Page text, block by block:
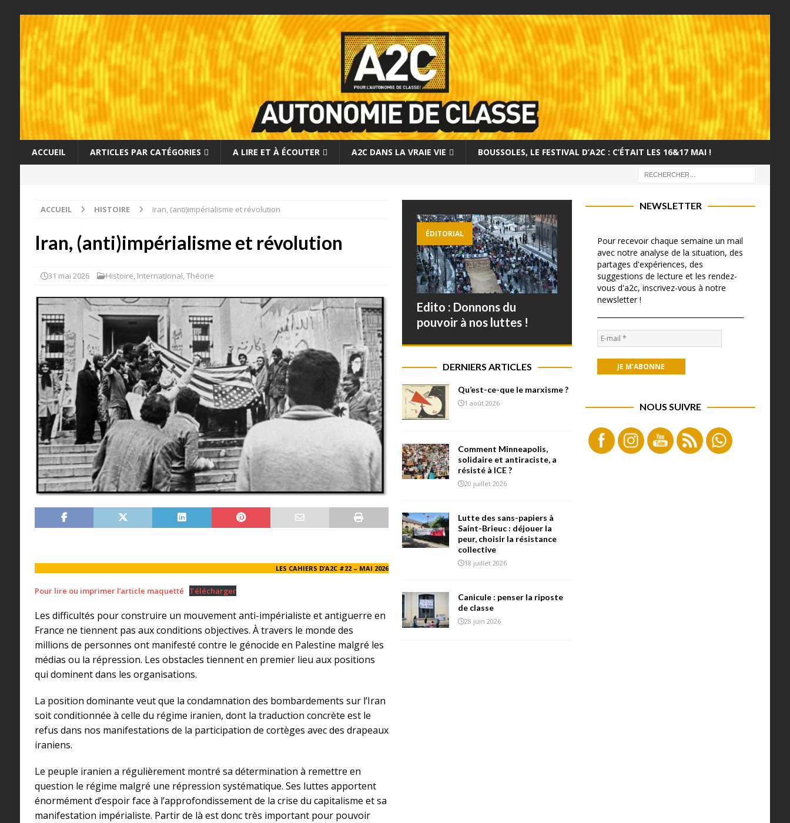
ACCUEIL ARTICLES PAR CATÉGORIES A LIRE ET À ÉCOUTER A2C DANS LA VRAIE VIE BOUSSOLES, LE FESTIVAL D’A2C : C’ÉTAIT LES 16&17 MAI !
ACCUEIL HISTOIRE Iran, (anti)impérialisme et révolution
Iran, (anti)impérialisme et révolution
31 mai 2026 Histoire, International,Théorie
LES CAHIERS D’A2C #22 – MAI 2026
Pour lire ou imprimer l’article maquetté Télécharger
Les difficultés pour construire un mouvement anti-impérialiste et antiguerre en
France ne tiennent pas aux conditions objectives. À travers le monde des
millions de personnes ont manifesté contre le génocide en Palestine malgré les
médias ou la répression. Les obstacles tiennent en premier lieu aux positions
qui dominent dans les organisations.
La position dominante veut que la condamnation des bombardements sur l’Iran
soit conditionnée à celle du régime iranien, dont la traduction concrète est le
refus dans nos manifestations de la participation de cortèges avec des drapeaux
iraniens.
Le peuple iranien a régulièrement montré sa détermination à remettre en
question le régime malgré une répression systématique. Ses luttes apportent
énormément d’espoir face à l’approfondissement de la crise du capitalisme et sa
manifestation impérialiste. Partir de là est donc très important pour pouvoir
ÉDITORIAL
Edito : Donnons du
pouvoir à nos luttes !
DERNIERS ARTICLES
Qu’est-ce-que le marxisme ?
1 août 2026
Comment Minneapolis,
solidaire et antiraciste, a
résisté à ICE ?
20 juillet 2026
Lutte des sans-papiers à
Saint-Brieuc : déjouer la
peur, choisir la résistance
collective
18 juillet 2026
Canicule : penser la riposte
de classe
28 juin 2026
NEWSLETTER
Pour recevoir chaque semaine un mail
avec notre analyse de la situation, des
partages d'expériences, des
suggestions de lecture et les rendez-
vous d'a2c, inscrivez-vous à notre
newsletter !
NOUS SUIVRE